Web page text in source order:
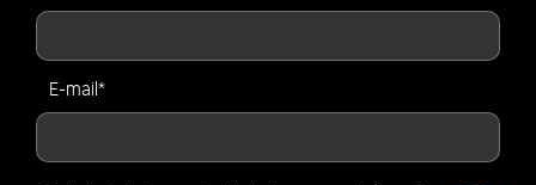
E-mail *